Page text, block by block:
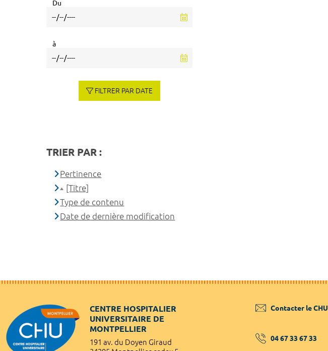
Du
à
FILTRER PAR DATE
TRIER PAR :
Pertinence
[Titre]
Type de contenu
Date de dernière modification
CENTRE HOSPITALIER
UNIVERSITAIRE DE
MONTPELLIER
191 av. du Doyen Giraud
Contacter le CHU
04 67 33 67 33